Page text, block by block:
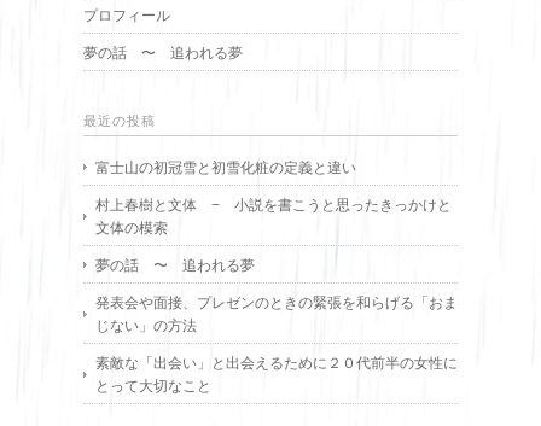
プロフィール
夢の話 〜 追われる夢
最近の投稿
富士山の初冠雪と初雪化粧の定義と違い
村上春樹と文体 − 小説を書こうと思ったきっかけと
文体の模索
夢の話 〜 追われる夢
発表会や面接、プレゼンのときの緊張を和らげる「おま
じない」の方法
素敵な「出会い」と出会えるために２０代前半の女性に
とって大切なこと